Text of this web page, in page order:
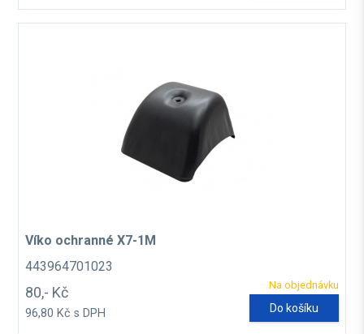
Víko ochranné X7-1M
443964701023
Na objednávku
80,- Kč
96,80 Kč s DPH Do košíku